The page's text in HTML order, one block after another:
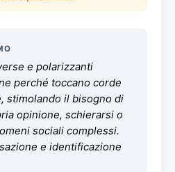
e polarizzanti
perché toccano corde
stimolando il bisogno di
opinione, schierarsi o
sociali complessi.
e identificazione